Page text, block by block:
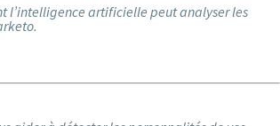
l’intelligence artificielle peut analyser les